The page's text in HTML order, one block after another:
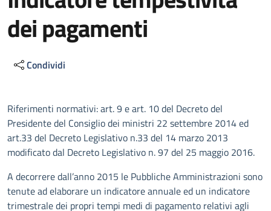
dei pagamenti
Condividi
Descrizione
Riferimenti normativi: art. 9 e art. 10 del Decreto del
Presidente del Consiglio dei ministri 22 settembre 2014 ed
art.33 del Decreto Legislativo n.33 del 14 marzo 2013
modificato dal Decreto Legislativo n. 97 del 25 maggio 2016.
A decorrere dall’anno 2015 le Pubbliche Amministrazioni sono
tenute ad elaborare un indicatore annuale ed un indicatore
trimestrale dei propri tempi medi di pagamento relativi agli